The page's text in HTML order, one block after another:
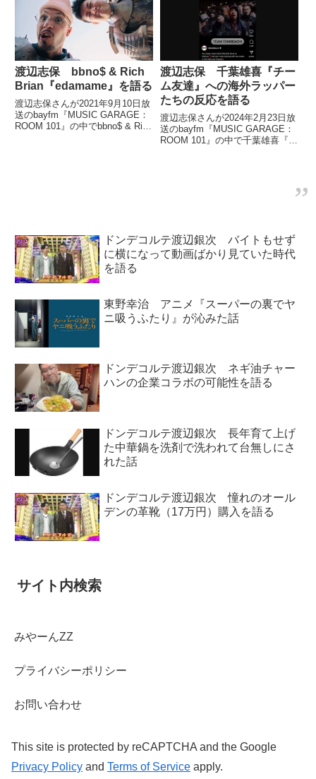
渡辺志保 bbno$ & Rich
Brian『edamame』を語る
渡辺志保さんが2021年9月10日放
送のbayfm『MUSIC GARAGE：
ROOM 101』の中でbbno$ & Rich
渡辺志保 千葉雄喜『チー
ム友達』への海外ラッパー
たちの反応を語る
渡辺志保さんが2024年2月23日放
送のbayfm『MUSIC GARAGE：
ROOM 101』の中で千葉雄喜『チ
ドンデコルテ渡辺銀次 バイトもせず
に横になって動画ばかり見ていた時代
を語る
東野幸治 アニメ『スーパーの裏でヤ
ニ吸うふたり』が沁みた話
ドンデコルテ渡辺銀次 ネギ油チャー
ハンの企業コラボの可能性を語る
ドンデコルテ渡辺銀次 長年育て上げ
た中華鍋を洗剤で洗われて台無しにさ
れた話
ドンデコルテ渡辺銀次 憧れのオール
デンの革靴（17万円）購入を語る
サイト内検索
みやーんZZ
プライバシーポリシー
お問い合わせ
This site is protected by reCAPTCHA and the Google
Privacy Policy and Terms of Service apply.